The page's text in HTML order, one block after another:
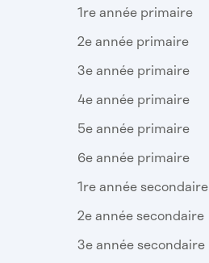
1re année primaire
2e année primaire
3e année primaire
4e année primaire
5e année primaire
6e année primaire
1re année secondaire
2e année secondaire
3e année secondaire